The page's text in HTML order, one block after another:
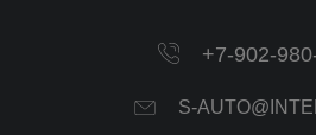
+7-902-
S-